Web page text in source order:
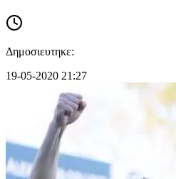
Δημοσιευτηκε:
19-05-2020 21:27